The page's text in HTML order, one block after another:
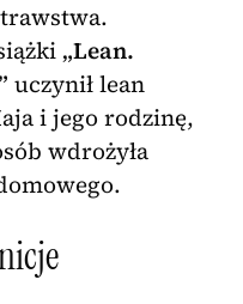
„Lean.
uczynił lean
i jego rodzinę,
wdrożyła